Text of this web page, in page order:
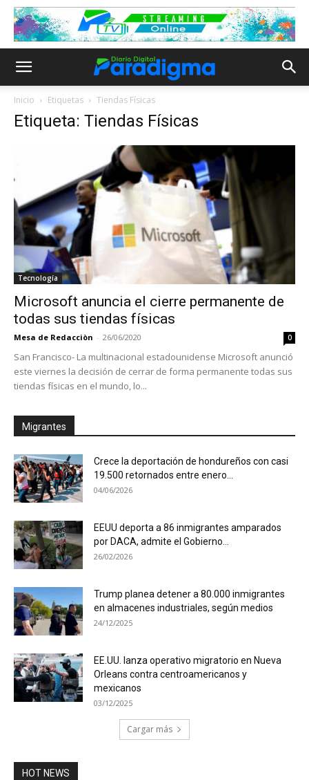
Inicio Etiquetas Tiendas Físicas
Etiqueta: Tiendas Físicas
Tecnología
Microsoft anuncia el cierre permanente de
todas sus tiendas físicas
Mesa de Redacciòn - 26/06/2020 0
San Francisco- La multinacional estadounidense Microsoft anunció
este viernes la decisión de cerrar de forma permanente todas sus
tiendas físicas en el mundo, lo...
Migrantes
Crece la deportación de hondureños con casi
19.500 retornados entre enero...
04/06/2026
EEUU deporta a 86 inmigrantes amparados
por DACA, admite el Gobierno...
26/02/2026
Trump planea detener a 80.000 inmigrantes
en almacenes industriales, según medios
24/12/2025
EE.UU. lanza operativo migratorio en Nueva
Orleans contra centroamericanos y
mexicanos
03/12/2025
Cargar más
HOT NEWS